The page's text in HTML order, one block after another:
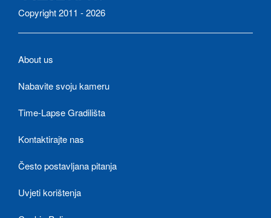
Copyright 2011 - 2026
About us
Nabavite svoju kameru
Time-Lapse Gradilišta
Kontaktirajte nas
Često postavljana pitanja
Uvjeti korištenja